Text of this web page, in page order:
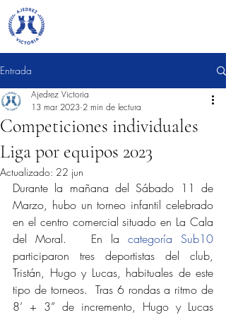
Entrada
Competiciones individuales
Liga por equipos 2023
Ajedrez Victoria
13 mar 2023 2 min de lectura
Actualizado: 22 jun
Durante la mañana del Sábado 11 de
Marzo, hubo un torneo infantil celebrado
en el centro comercial situado en La Cala
del Moral.   En la categoría Sub10
participaron tres deportistas del club,
Tristán, Hugo y Lucas, habituales de este
tipo de torneos.  Tras 6 rondas a ritmo de
8’ + 3” de incremento, Hugo y Lucas